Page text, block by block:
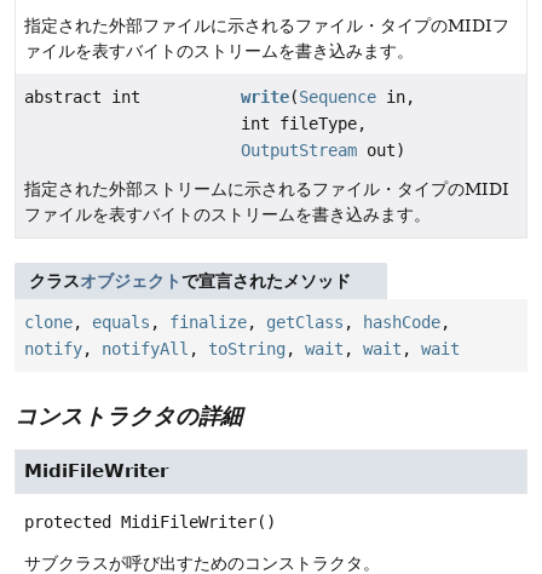
指定された外部ファイルに示されるファイル・タイプのMIDIフ
ァイルを表すバイトのストリームを書き込みます。
abstract int write(Sequence in,
int fileType,
OutputStream out)
指定された外部ストリームに示されるファイル・タイプのMIDI
ファイルを表すバイトのストリームを書き込みます。
クラスオブジェクトで宣言されたメソッド
clone, equals , finalize, getClass , hashCode,
notify, notifyAll , toString , wait , wait , wait
コンストラクタの詳細
MidiFileWriter
protected MidiFileWriter()
サブクラスが呼び出すためのコンストラクタ。